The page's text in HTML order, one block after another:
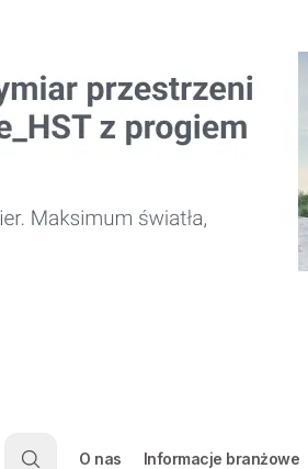
O nas Informacje branżowe